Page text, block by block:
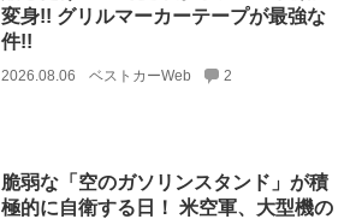
変身!! グリルマーカーテープが最強な
件!!
2026.08.06 ベストカーWeb 2
脆弱な「空のガソリンスタンド」が積
極的に自衛する日！ 米空軍、大型機の